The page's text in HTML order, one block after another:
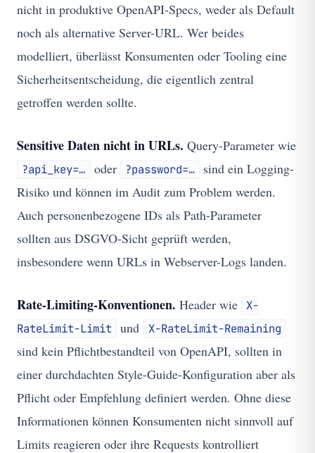
nicht in produktive OpenAPI-Specs, weder als Default
noch als alternative Server-URL. Wer beides
modelliert, überlässt Konsumenten oder Tooling eine
Sicherheitsentscheidung, die eigentlich zentral
getroffen werden sollte.
Sensitive Daten nicht in URLs. Query-Parameter wie
?api_key=…​ oder ?password=…​
sind ein Logging-
Risiko und können im Audit zum Problem werden.
Auch personenbezogene IDs als Path-Parameter
sollten aus DSGVO-Sicht geprüft werden,
insbesondere wenn URLs in Webserver-Logs landen.
Rate-Limiting-Konventionen. Header wie X-
RateLimit-Limit und X-RateLimit-Remaining
sind kein Pflichtbestandteil von OpenAPI, sollten in
einer durchdachten Style-Guide-Konfiguration aber als
Pflicht oder Empfehlung definiert werden. Ohne diese
Informationen können Konsumenten nicht sinnvoll auf
Limits reagieren oder ihre Requests kontrolliert